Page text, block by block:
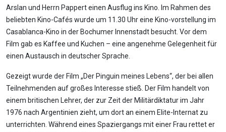
Arslan und Herrn Pappert einen Ausflug ins Kino. Im Rahmen des
beliebten Kino-Cafés wurde um 11.30 Uhr eine Kino-vorstellung im
Casablanca-Kino in der Bochumer Innenstadt besucht. Vor dem
Film gab es Kaffee und Kuchen – eine angenehme Gelegenheit für
einen Austausch in deutscher Sprache.
Gezeigt wurde der Film „Der Pinguin meines Lebens“, der bei allen
Teilnehmenden auf großes Interesse stieß. Der Film handelt von
einem britischen Lehrer, der zur Zeit der Militärdiktatur im Jahr
1976 nach Argentinien zieht, um dort an einem Elite-Internat zu
unterrichten. Während eines Spaziergangs mit einer Frau rettet er